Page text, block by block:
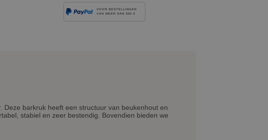
VOOR BESTELLINGEN
VAN MEER DAN 500 €
barkruk heeft een structuur van beukenhout en
stabiel en zeer bestendig. Bovendien bieden we